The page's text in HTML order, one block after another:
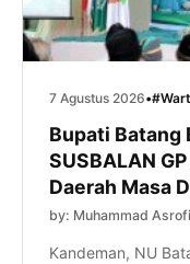
7 Agustus 2026•
Bupati Batang
SUSBALAN
Daerah Masa
by: Muhammad Asrofi
Kandeman, NU